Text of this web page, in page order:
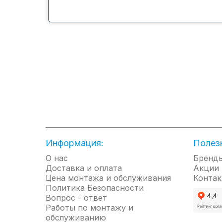
Новая IoT экосистема evo от Haier позволяет
ФУНКЦИЯ ОБЪЕМНОГО
Для быстрого создания комфортного
качания сдвоенных горизонтальных заслонок
ВОЗДУШНЫЙ ПОТОК 12М
Информация:
О нас
Доставка и оплата
Цена монтажа и обслуживания
Политика Безопасности
Вопрос - ответ
Работы по монтажу и
обслуживанию
Акции